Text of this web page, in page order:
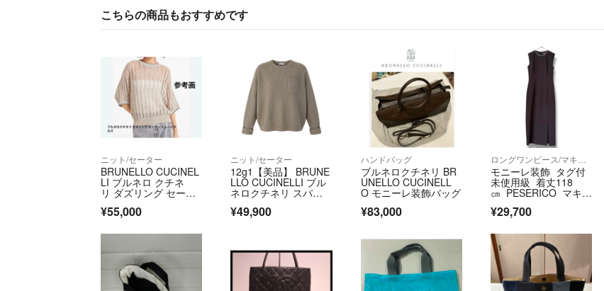
こちらの商品もおすすめです
ニット/セーター
BRUNELLO CUCINEL
LI ブルネロ クチネ
リ ダズリング セータ
¥55,000
ニット/セーター
12g1【美品】 BRUNE
LLO CUCINELLI ブル
ネロクチネリ スパン
ルーネックセータ
¥49,900
ハンドバッグ
ブルネロクチネリ BR
UNELLO CUCINELL
O モニーレ装飾バッグ
¥83,000
モニーレ装飾 タグ付
未使用級 着丈118
㎝ PESERICO マキシ
¥29,700